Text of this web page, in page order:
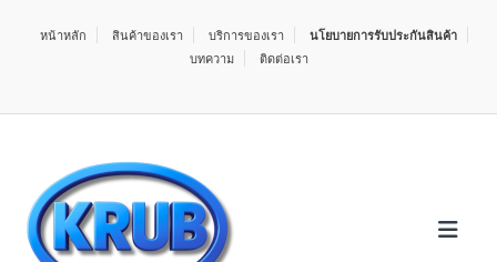
หน้าหลัก สินค้าของเรา บริการของเรา
นโยบายการรับประกันสินค้า
บทความ
ติดต่อเรา